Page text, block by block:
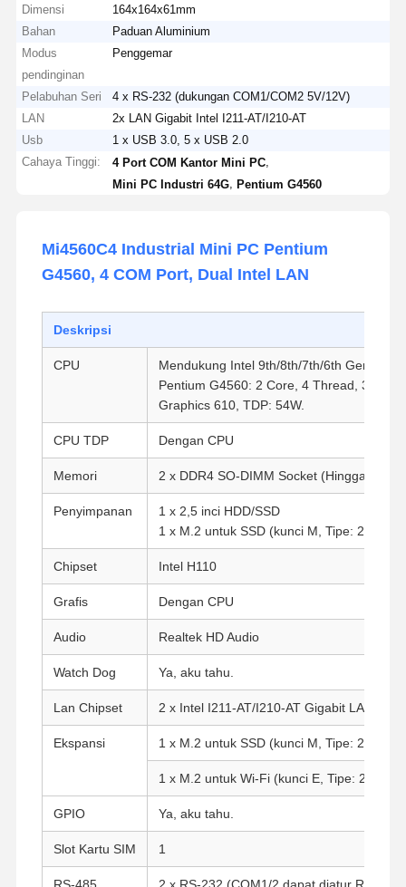
Dimensi
164x164x61mm
Bahan
Paduan Aluminium
Modus
pendinginan
Penggemar
Pelabuhan Seri
4 x RS-232 (dukungan COM1/COM2 5V/12V)
LAN
2x LAN Gigabit Intel I211-AT/I210-AT
Usb
1 x USB 3.0, 5 x USB 2.0
Cahaya Tinggi:
4 Port COM Kantor Mini PC
Mini PC Industri 64G ,Pentium G4560
Mi4560C4 Industrial Mini PC Pentium
G4560, 4 COM Port, Dual Intel LAN
Deskripsi
CPU
Mendukung Intel 9th/8th/7th/6th Gen
Pentium G4560: 2 Core, 4 Thread,
Graphics 610, TDP: 54W.
CPU TDP Dengan CPU
Memori 2 x DDR4 SO-DIMM Socket (Hingga 64G,
Penyimpanan
1 x 2,5 inci HDD/SSD
1 x M.2 untuk SSD (kunci M, Tipe: 2280)
Chipset Intel H110
Grafis Dengan CPU
Audio Realtek HD Audio
Watch Dog Ya, aku tahu.
Lan Chipset 2 x Intel I211-AT/I210-AT Gigabit LAN
Ekspansi 1 x M.2 untuk SSD (kunci M, Tipe: 2280)
1 x M.2 untuk Wi-Fi (kunci E, Tipe: 2230)
GPIO Ya, aku tahu.
Slot Kartu SIM 1
RS-485 2 x RS-232 (COM1/2 dapat diatur RS-485)